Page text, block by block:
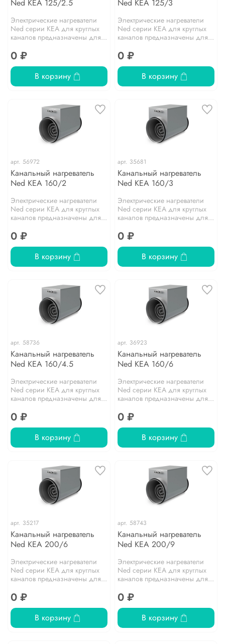
Ned KEA 125/2.5
Электрические нагреватели
Ned серии KEA для круглых
каналов предназначены для...
0 ₽
В корзину
Ned KEA 125/3
Электрические нагреватели
Ned серии KEA для круглых
каналов предназначены для...
0 ₽
В корзину
арт. 56972
Канальный нагреватель
Ned KEA 160/2
Электрические нагреватели
Ned серии KEA для круглых
каналов предназначены для...
0 ₽
В корзину
арт. 35681
Канальный нагреватель
Ned KEA 160/3
Электрические нагреватели
Ned серии KEA для круглых
каналов предназначены для...
0 ₽
В корзину
арт. 58736
Канальный нагреватель
Ned KEA 160/4.5
Электрические нагреватели
Ned серии KEA для круглых
каналов предназначены для...
0 ₽
В корзину
арт. 36923
Канальный нагреватель
Ned KEA 160/6
Электрические нагреватели
Ned серии KEA для круглых
каналов предназначены для...
0 ₽
В корзину
арт. 35217
Канальный нагреватель
Ned KEA 200/6
Электрические нагреватели
Ned серии KEA для круглых
каналов предназначены для...
0 ₽
В корзину
арт. 58743
Канальный нагреватель
Ned KEA 200/9
Электрические нагреватели
Ned серии KEA для круглых
каналов предназначены для...
0 ₽
В корзину